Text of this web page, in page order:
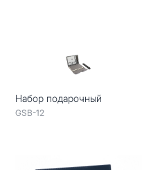
Набор подарочный
GSB-12